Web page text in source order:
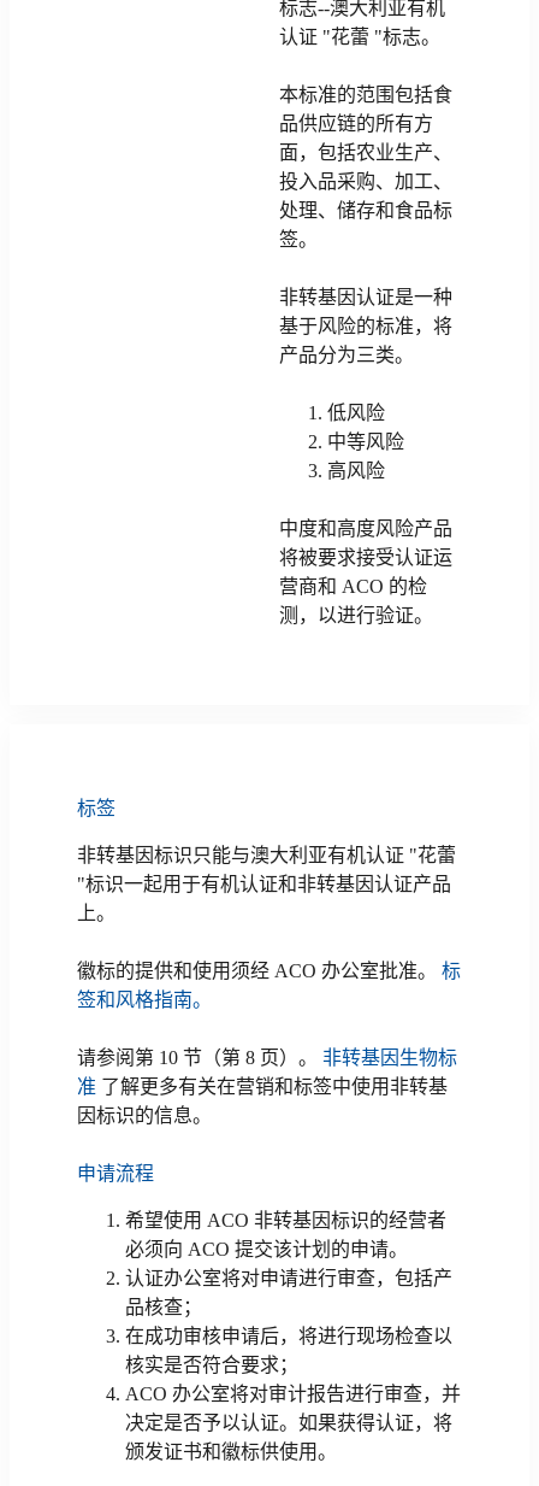
标志--澳大利亚有机
认证 "花蕾 "标志。
本标准的范围包括食
品供应链的所有方
面，包括农业生产、
投入品采购、加工、
处理、储存和食品标
签。
非转基因认证是一种
基于风险的标准，将
产品分为三类。
低风险
中等风险
高风险
中度和高度风险产品
将被要求接受认证运
营商和 ACO 的检
测，以进行验证。
标签
非转基因标识只能与澳大利亚有机认证 "花蕾
"标识一起用于有机认证和非转基因认证产品
上。
徽标的提供和使用须经 ACO 办公室批准。 标
签和风格指南。
请参阅第 10 节（第 8 页）。 非转基因生物标
准 了解更多有关在营销和标签中使用非转基
因标识的信息。
申请流程
希望使用 ACO 非转基因标识的经营者
必须向 ACO 提交该计划的申请。
认证办公室将对申请进行审查，包括产
品核查；
在成功审核申请后，将进行现场检查以
核实是否符合要求；
ACO 办公室将对审计报告进行审查，并
决定是否予以认证。如果获得认证，将
颁发证书和徽标供使用。